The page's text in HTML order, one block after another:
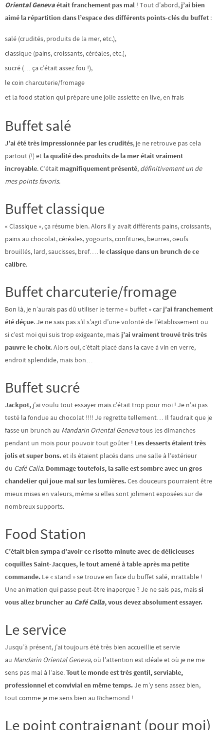
Oriental Genevaétait franchement pas mal ! Tout d’abord, j’ai bien
aimé la répartition dans l’espace des différents points-clés du buffet :
salé (crudités, produits de la mer, etc.),
classique (pains, croissants, céréales, etc.),
sucré (… ça c’était assez fou !),
le coin charcuterie/fromage
et la food station qui prépare une jolie assiette en live, en frais
Buffet salé
J’ai été très impressionnée par les crudités, je ne retrouve pas cela
partout (!) et la qualité des produits de la mer était vraiment
incroyable. C’était magnifiquement présenté, définitivement un de
mes points favoris.
Buffet classique
« Classique », ça résume bien. Alors il y avait différents pains, croissants,
pains au chocolat, céréales, yogourts, confitures, beurres, oeufs
brouillés, lard, saucisses, bref…. le classique dans un brunch de ce
calibre.
Buffet charcuterie/fromage
Bon là, je n’aurais pas dû utiliser le terme « buffet » car j’ai franchement
été déçue. Je ne sais pas s’il s’agit d’une volonté de l’établissement ou
si c’est moi qui suis trop exigeante, mais j’ai vraiment trouvé très très
pauvre le choix. Alors oui, c’était placé dans la cave à vin en verre,
endroit splendide, mais bon…
Buffet sucré
Jackpot, j’ai voulu tout essayer mais c’était trop pour moi ! Je n’ai pas
testé la fondue au chocolat !!!! Je regrette tellement… Il faudrait que je
fasse un brunch au Mandarin Oriental Genevatous les dimanches
pendant un mois pour pouvoir tout goûter ! Les desserts étaient très
jolis et super bons.et ils étaient placés dans une salle à l’extérieur
du Café Calla. Dommage toutefois, la salle est sombre avec un gros
chandelier qui joue mal sur les lumières.Ces douceurs pourraient être
mieux mises en valeurs, même si elles sont joliment exposées sur de
nombreux supports.
Food Station
C’était bien sympa d’avoir ce risotto minute avec de délicieuses
coquilles Saint-Jacques, le tout amené à table après ma petite
commande. Le « stand » se trouve en face du buffet salé, inrattable !
Une animation qui passe peut-être inaperçue ? Je ne sais pas, maissi
vous allez bruncher au Café Calla, vous devez absolument essayer.
Le service
Jusqu’à présent, j’ai toujours été très bien accueillie et servie
au Mandarin Oriental Geneva, où l’attention est idéale et où je ne me
sens pas mal à l’aise.Tout le monde est très gentil, serviable,
professionnel et convivial en même temps.Je m’y sens assez bien,
tout comme je me sens bien au Richemond !
Le point contraignant (pour moi)